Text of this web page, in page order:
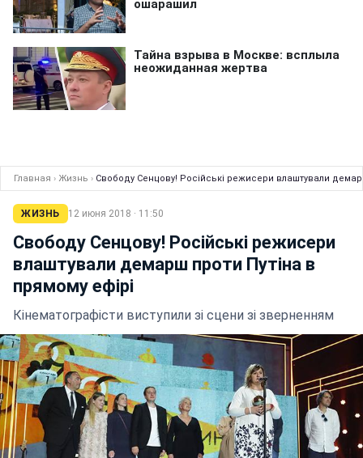
Главная › Жизнь › Свободу Сенцову! Російські режисери влаштували
ЖИЗНЬ 12 июня 2018 · 11:50
Свободу Сенцову! Російські режисери
влаштували демарш проти Путіна в
прямому ефірі
Кінематографісти виступили зі сцени зі зверненням